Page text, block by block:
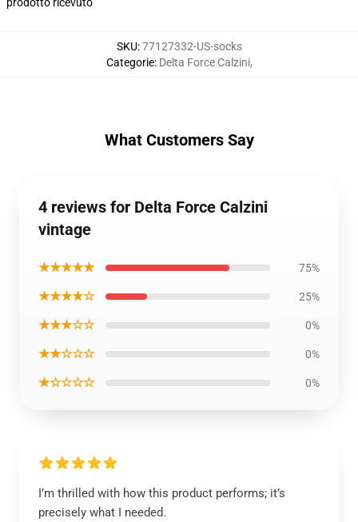
SKU:77127332-US-socks
Categorie: Delta Force Calzini,
What Customers Say
4 reviews for Delta Force Calzini
vintage
★★★★★ 75%
★★★★☆ 25%
★★★☆☆ 0%
★★☆☆☆ 0%
★☆☆☆☆ 0%
I’m thrilled with how this product performs; it’s
precisely what I needed.